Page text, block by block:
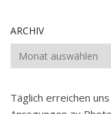
ARCHIV
Archiv
Täglich erreichen